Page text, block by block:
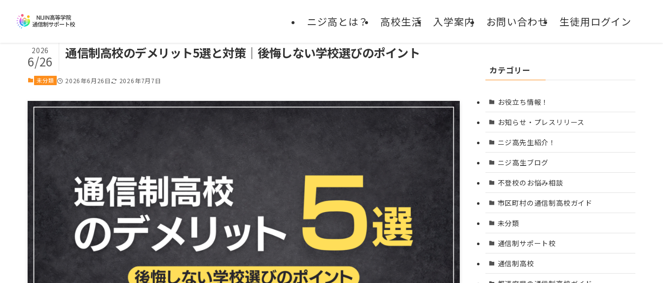
ニジ高とは？ 高校生活 入学案内 お問い合わせ 生徒用ログイン
通信制高校のデメリット5選と対策｜後悔しない学校選びのポイント
2026
6/26
未分類 2026年6月26日 2026年7月7日
カテゴリー
お役立ち情報！
お知らせ・プレスリリース
ニジ高先生紹介！
ニジ高生ブログ
不登校のお悩み相談
市区町村の通信制高校ガイド
未分類
通信制サポート校
通信制高校